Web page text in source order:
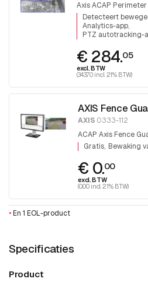
Axis ACAP
Detecteert
Analytics-app
PTZ autotracking-
€ 284.05
excl. BTW
(343.70 incl. 21% BTW)
AXIS Fence
AXIS 0333-112
ACAP Axis Fence
Gratis Bewaking
€ 0.00
excl. BTW
(0.00 incl. 21% BTW)
• En 1 EOL-product
Specificaties
Product